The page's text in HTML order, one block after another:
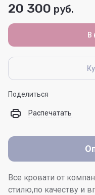
20 300 руб.
В
Поделиться
Распечатать
Все кровати от
стилю,по качеству и